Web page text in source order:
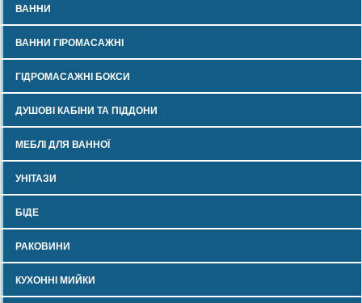
ВАННИ
ВАННИ ГІРОМАСАЖНІ
ГІДРОМАСАЖНІ БОКСИ
ДУШОВІ КАБІНИ ТА ПІДДОНИ
МЕБЛІ ДЛЯ ВАННОЇ
УНІТАЗИ
БІДЕ
РАКОВИНИ
КУХОННІ МИЙКИ